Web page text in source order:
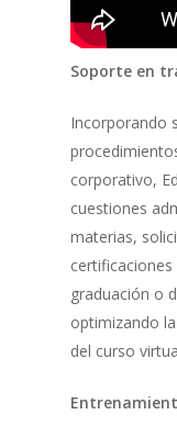
Soporte en
Incorporando
corporativo,
cuestiones
materias,
graduación o
optimizando
del curso